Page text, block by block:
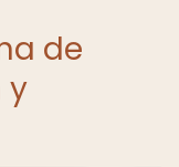
de
y